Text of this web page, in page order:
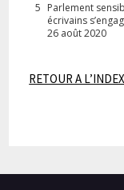
5 Parlement
écrivains
26 août 2020
RETOUR A L’INDEX